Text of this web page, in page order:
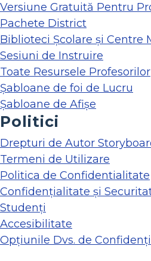
Versiune Gratuită Pentru
Pachete District
Biblioteci Școlare și Centre
Sesiuni de Instruire
Toate Resursele Profesorilor
Șabloane de foi de Lucru
Șabloane de Afișe
Politici
Drepturi de Autor
Termeni de Utilizare
Politica de Confidentialitate
Confidențialitate și
Studenți
Accesibilitate
Opțiunile Dvs. de